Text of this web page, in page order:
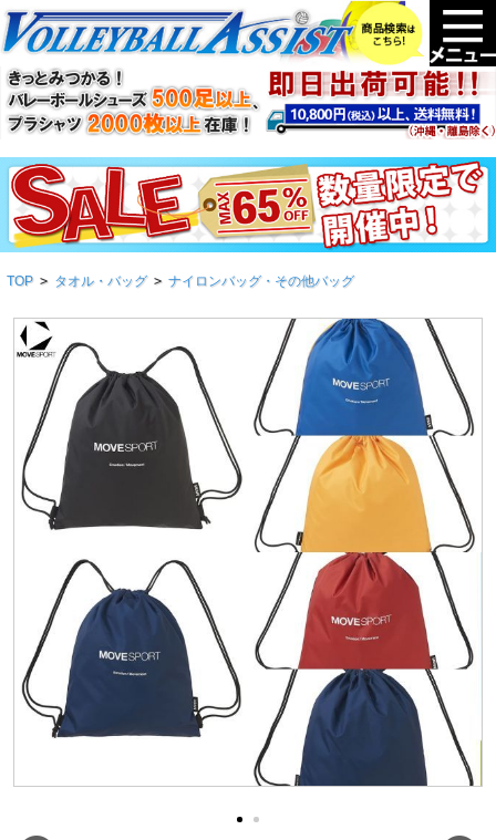
TOP > タオル・バッグ > ナイロンバッグ・その他バッグ